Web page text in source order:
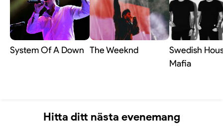
System Of A Down The Weeknd
Swedish
Mafia
Hitta ditt nästa evenemang